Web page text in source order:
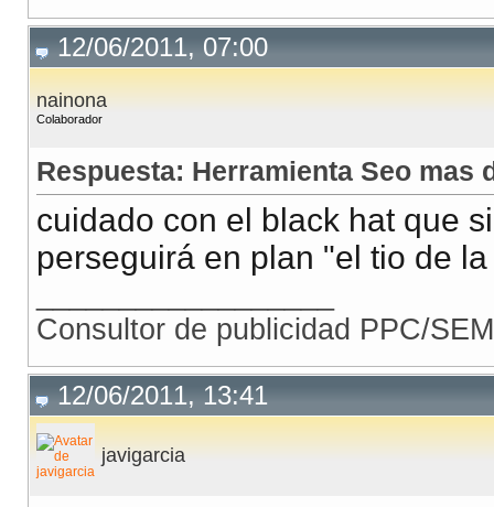
12/06/2011, 07:00
nainona
Colaborador
Respuesta: Herramienta Seo mas
cuidado con el black hat que
perseguirá en plan "el tio de
Consultor de publicidad PPC/
12/06/2011, 13:41
javigarcia